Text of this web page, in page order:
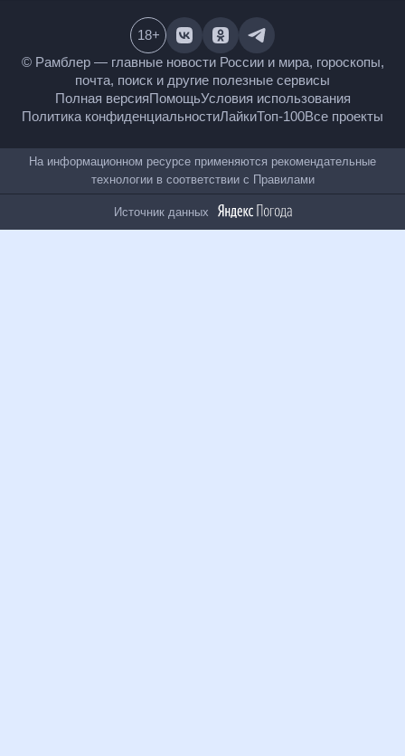
© Рамблер — главные новости России и мира,
гороскопы, почта, поиск и другие полезные сервисы
Полная версияПомощьУсловия использования
Политика конфиденциальностиЛайкиТоп-100
18+
На информационном ресурсе применяются
рекомендательные технологии в соответствии сПравилами
Источник данных